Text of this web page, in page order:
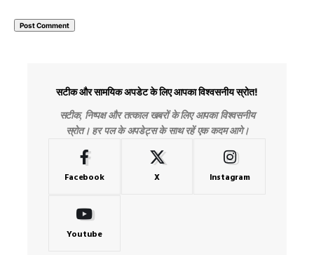
सटीक और सामयिक अपडेट के लिए आपका विश्वसनीय स्रोत!
सटीक, निष्पक्ष और तत्काल खबरों के लिए आपका विश्वसनीय
स्रोत। हर पल के अपडेट्स के साथ रहें एक कदम आगे।
Facebook X Instagram
Youtube